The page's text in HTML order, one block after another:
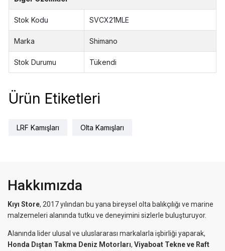
Stok Kodu SVCX21MLE
Marka Shimano
Stok Durumu Tükendi
Ürün Etiketleri
LRF Kamışları Olta Kamışları
Hakkımızda
Kıyı Store, 2017 yılından bu yana bireysel olta balıkçılığı ve marine
malzemeleri alanında tutku ve deneyimini sizlerle buluşturuyor.
Alanında lider ulusal ve uluslararası markalarla işbirliği yaparak,
Honda Dıştan Takma Deniz Motorları, Viyaboat Tekne ve Raft